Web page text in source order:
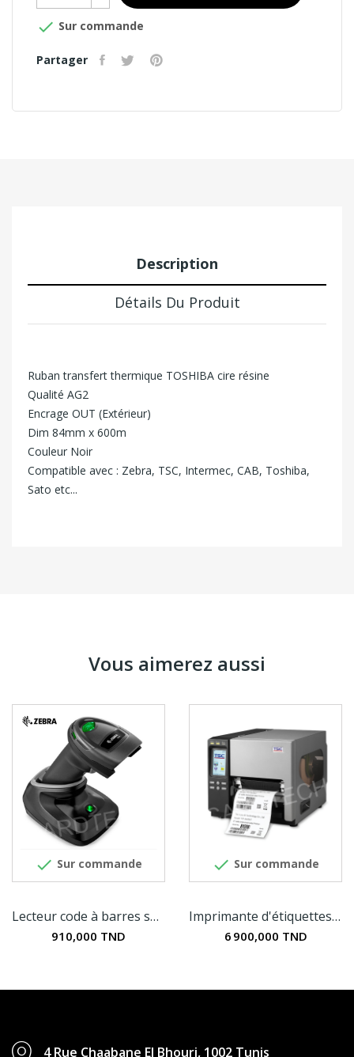
 Sur commande
Partager
Description
Détails Du Produit
Ruban transfert thermique TOSHIBA cire résine
Qualité AG2
Encrage OUT (Extérieur)
Dim 84mm x 600m
Couleur Noir
Compatible avec : Zebra, TSC, Intermec, CAB, Toshiba,
Sato etc...
Vous aimerez aussi
 Sur commande
Lecteur code à barres sans fil 2D Zebra DS2278
910,000 TND
 Sur commande
Imprimante d'étiquettes TSC TTP-2610MT
6 900,000 TND
4 Rue Chaabane El Bhouri, 1002 Tunis